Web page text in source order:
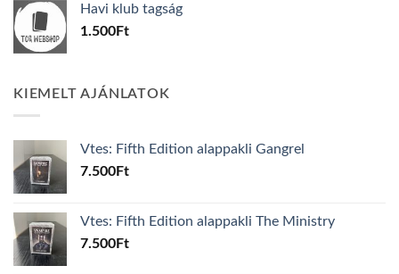
600Ft.100Ft.
Havi klub tagság
1.500Ft
KIEMELT AJÁNLATOK
Vtes: Fifth Edition alappakli Gangrel
7.500Ft
Vtes: Fifth Edition alappakli The Ministry
7.500Ft